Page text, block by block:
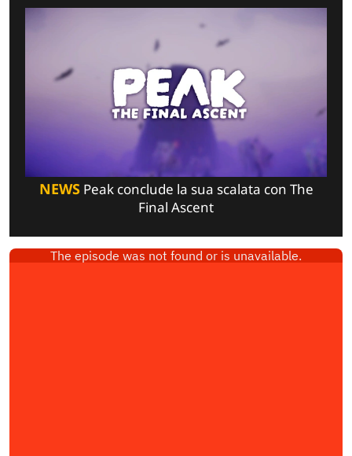
NEWSPeak conclude la sua scalata con The
Final Ascent